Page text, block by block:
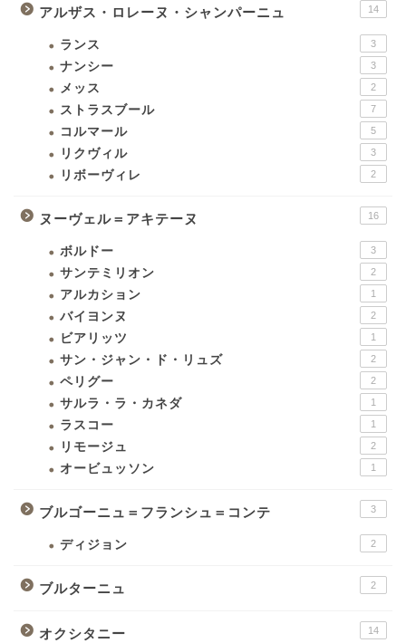
アルザス・ロレーヌ・シャンパーニュ 14
ランス 3
ナンシー 3
メッス 2
ストラスブール 7
コルマール 5
リクヴィル 3
リボーヴィレ 2
ヌーヴェル＝アキテーヌ 16
ボルドー 3
サンテミリオン 2
アルカション 1
バイヨンヌ 2
ビアリッツ 1
サン・ジャン・ド・リュズ 2
ペリグー 2
サルラ・ラ・カネダ 1
ラスコー 1
リモージュ 2
オービュッソン 1
ブルゴーニュ＝フランシュ＝コンテ 3
ディジョン 2
ブルターニュ 2
オクシタニー 14